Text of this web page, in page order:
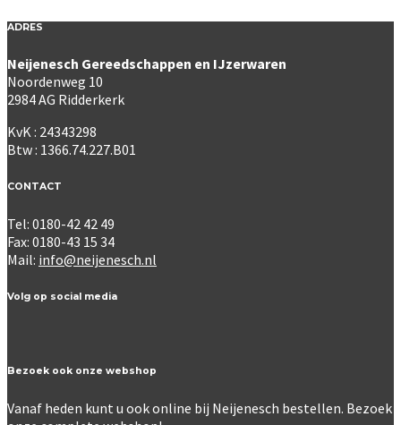
ADRES
Neijenesch Gereedschappen en IJzerwaren
Noordenweg 10
2984 AG Ridderkerk
KvK : 24343298
Btw : 1366.74.227.B01
CONTACT
Tel: 0180-42 42 49
Fax: 0180-43 15 34
Mail: info@neijenesch.nl
Volg op social media
Bezoek ook onze webshop
Vanaf heden kunt u ook online bij Neijenesch bestellen. Bezoek